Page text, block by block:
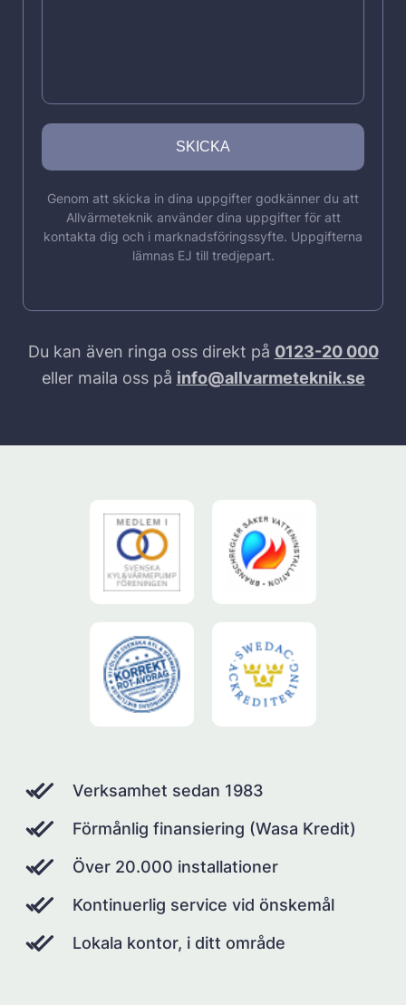
Genom att skicka in dina uppgifter godkänner du att
Allvärmeteknik använder dina uppgifter för att
kontakta dig och i marknadsföringssyfte. Uppgifterna
lämnas EJ till tredjepart.
Du kan även ringa oss direkt på 0123-20 000
eller maila oss på info@allvarmeteknik.se
Verksamhet sedan 1983
Förmånlig finansiering (Wasa Kredit)
Över 20.000 installationer
Kontinuerlig service vid önskemål
Lokala kontor, i ditt område